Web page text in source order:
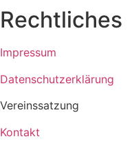
Rechtliches
Impressum
Datenschutzerklärung
Vereinssatzung
Kontakt